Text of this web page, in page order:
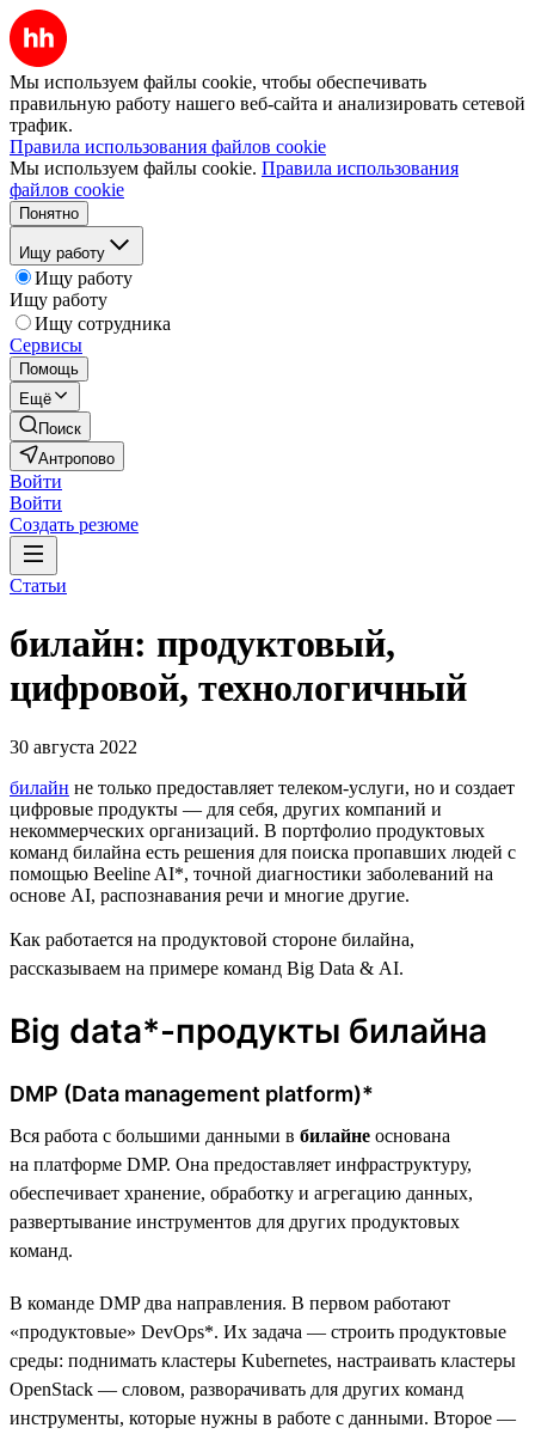
Мы используем файлы cookie, чтобы обеспечивать
правильную работу нашего веб-сайта и анализировать сетевой
трафик.
Правила использования файлов cookie
Мы используем файлы cookie. Правила использования
файлов cookie
Понятно
Ищу работу
Ищу работу
Ищу работу
Ищу сотрудника
Сервисы
Помощь
Ещё
Поиск
Антропово
Войти
Войти
Создать резюме
Статьи
билайн: продуктовый,
цифровой, технологичный
30 августа 2022
билайн не только предоставляет телеком-услуги, но и создает
цифровые продукты — для себя, других компаний и
некоммерческих организаций. В портфолио продуктовых
команд билайна есть решения для поиска пропавших людей с
помощью Beeline AI*, точной диагностики заболеваний на
основе AI, распознавания речи и многие другие.
Как работается на продуктовой стороне билайна,
рассказываем на примере команд Big Data & AI.
Big data*-продукты билайна
DMP (Data management platform)*
Вся работа с большими данными в билайне основана
на платформе DMP. Она предоставляет инфраструктуру,
обеспечивает хранение, обработку и агрегацию данных,
развертывание инструментов для других продуктовых
команд.
В команде DMP два направления. В первом работают
«продуктовые» DevOps*. Их задача — строить продуктовые
среды: поднимать кластеры Kubernetes, настраивать кластеры
OpenStack — словом, разворачивать для других команд
инструменты, которые нужны в работе с данными. Второе —